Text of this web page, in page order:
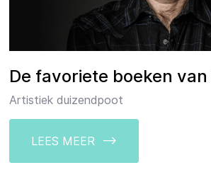
De favoriete boeken
Artistiek duizendpoot
LEES MEER -->